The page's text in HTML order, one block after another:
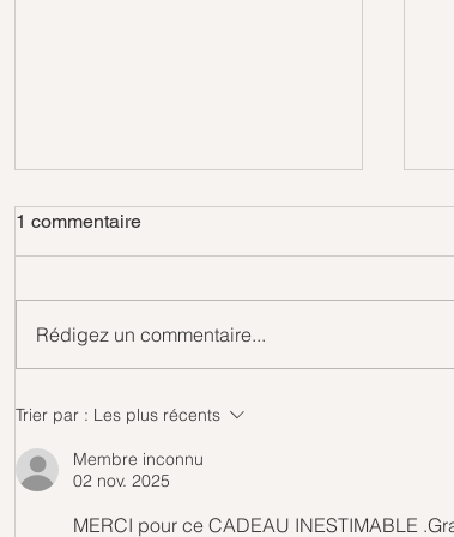
Gouttes d'amour
1 commentaire
Rédigez un commentaire...
Trier par : Les plus récents
Membre inconnu
02 nov. 2025
MERCI pour ce CADEAU INESTIMABLE